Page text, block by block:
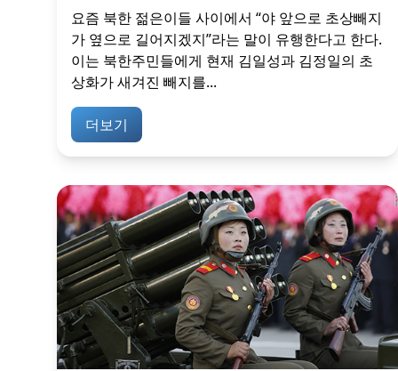
요즘 북한 젊은이들 사이에서 “야 앞으로 초상빼지
가 옆으로 길어지겠지”라는 말이 유행한다고 한다.
이는 북한주민들에게 현재 김일성과 김정일의 초
상화가 새겨진 빼지를...
더보기